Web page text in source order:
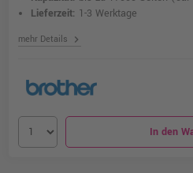
Lieferzeit: 1-3 Werktage
mehr Details chevron_right
In den